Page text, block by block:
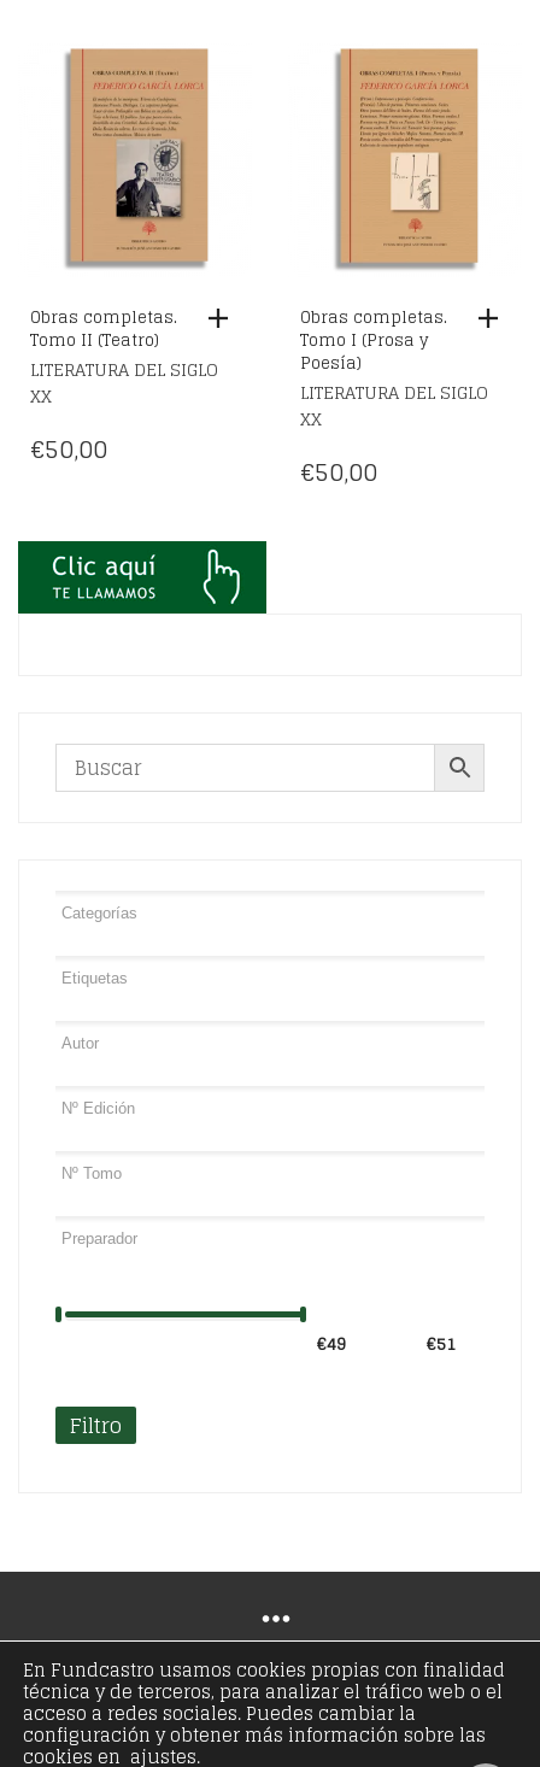
Obras completas.
Tomo II (Teatro)
LITERATURA DEL SIGLO
XX
€50,00
Obras completas.
Tomo I (Prosa y
Poesía)
LITERATURA DEL SIGLO
XX
€50,00
€49 €51
Filtro
© Copyright 2021 - Fundación José Antonio de
Castro - Todos los derechos reservados
En Fundcastro usamos cookies propias con finalidad
técnica y de terceros, para analizar el tráfico web o el
acceso a redes sociales. Puedes cambiar la
configuración y obtener más información sobre las
cookies en ajustes.